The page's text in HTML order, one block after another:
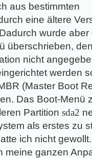
aus bestimmten
eine ältere
wurde aber
überschrieben,
nicht
werden
(Master Boot
Das Boot-Menü
Partition sda2
als erstes zu
ich nicht
meine ganzen